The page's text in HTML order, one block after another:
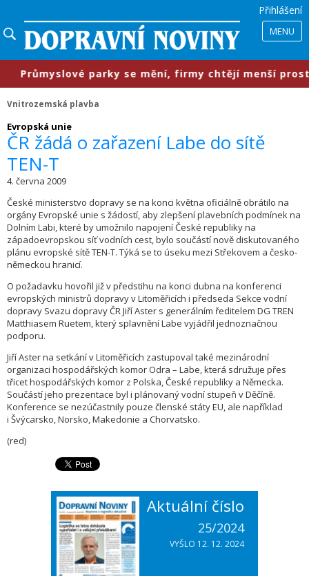
Přihlášení
MENU
​Průmyslové parky se mění, firmy chtějí menší
Vnitrozemská plavba
Evropská unie
ČR žádá o zařazení Labe do sítě
TEN-T
4. června 2009
České ministerstvo dopravy se na konci května oficiálně obrátilo na
orgány Evropské unie s žádostí, aby zlepšení plavebních podmínek na
Dolním Labi, které by umožnilo napojení České republiky na
západoevropskou síť vodních cest, bylo součástí nově diskutovaného
plánu evropské sítě TEN-T. Týká se to úseku mezi Střekovem a česko-
německou hranicí.
O požadavku hovořil již v předstihu na konci dubna na konferenci
evropských ministrů dopravy v Litoměřicích i předseda Sekce vodní
dopravy Svazu dopravy ČR Jiří Aster s generálním ředitelem DG TREN
Matthiasem Ruetem, který splavnění Labe vyjádřil jednoznačnou
podporu.
Jiří Aster na setkání v Litoměřicích zastupoval také mezinárodní
organizaci hospodářských komor Odra – Labe, která sdružuje přes
třicet hospodářských komor z Polska, České republiky a Německa.
Součástí jeho prezentace byl i plánovaný vodní stupeň v Děčíně.
Konference se nezúčastnily pouze členské státy EU, ale například
i Švýcarsko, Norsko, Makedonie a Chorvatsko.
(red)
Aktuální číslo
25/2024
VYŠLO 12. 12. 2024